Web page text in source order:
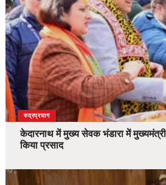
उत्तराखंड
देश
रुद्रप्रयाग
केदारनाथ में मुख्य सेवक भंडारा में
किया प्रसाद